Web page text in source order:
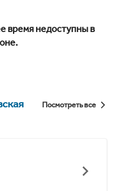
время недоступны в
Посмотреть все